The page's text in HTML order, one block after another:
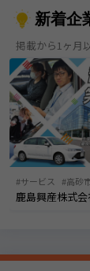
新着企
掲載から1ヶ月
サービス 高砂
鹿島興産株式